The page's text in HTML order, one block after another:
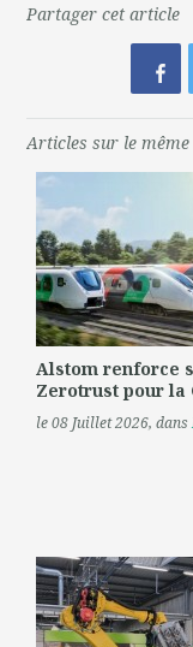
Partager cet article
Articles sur le
Alstom renforce
Zerotrust pour la
le 08 Juillet 2026, dans